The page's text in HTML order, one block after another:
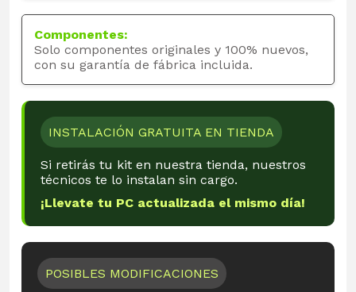
Componentes:
Solo componentes originales y 100% nuevos,
con su garantía de fábrica incluida.
INSTALACIÓN GRATUITA EN TIENDA
Si retirás tu kit en nuestra tienda, nuestros
técnicos te lo instalan sin cargo.
¡Llevate tu PC actualizada el mismo día!
POSIBLES MODIFICACIONES